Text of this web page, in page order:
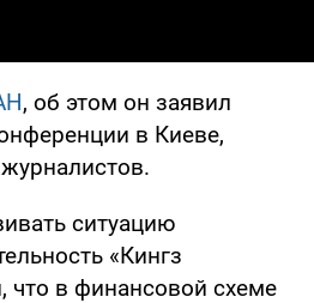
, об этом он заявил
в Киеве,
ситуацию
«Кингз
что в финансовой схеме